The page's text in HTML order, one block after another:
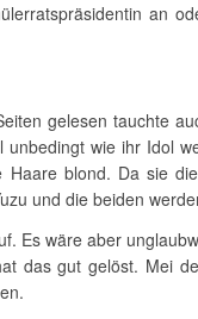
an
gelesen tauchte
wie ihr Idol
blond. Da sie
und die beiden
Es wäre aber
das gut gelöst. Mei